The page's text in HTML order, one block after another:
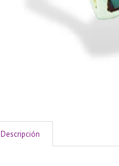
Descripción